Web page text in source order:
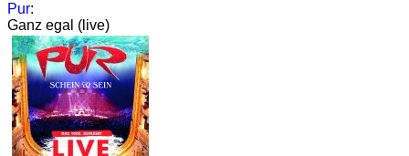
Pur:
Ganz egal (live)